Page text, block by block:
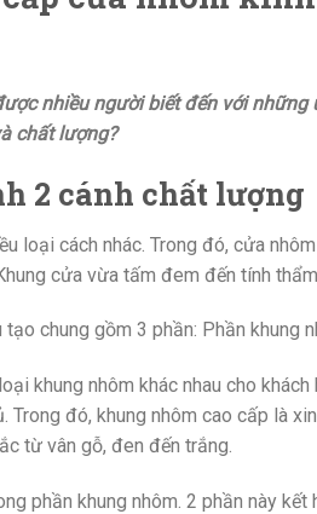
nhiều người biết đến với
chất lượng?
2 cánh chất lượng
loại cách nhác. Trong đó, cửa
cửa vừa tấm đem đến tính thẩm
chung gồm 3 phần: Phần khung
khung nhôm khác nhau cho
Trong đó, khung nhôm cao cấp là
từ vân gỗ, đen đến trắng.
phần khung nhôm. 2 phần này